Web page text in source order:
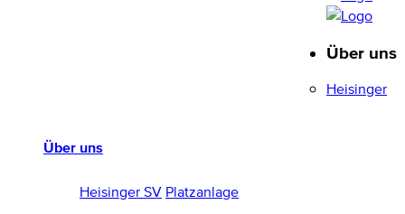
1952/96 E.V.
Über uns
Heisinger SV Platzanlage
Über uns
Heisinger